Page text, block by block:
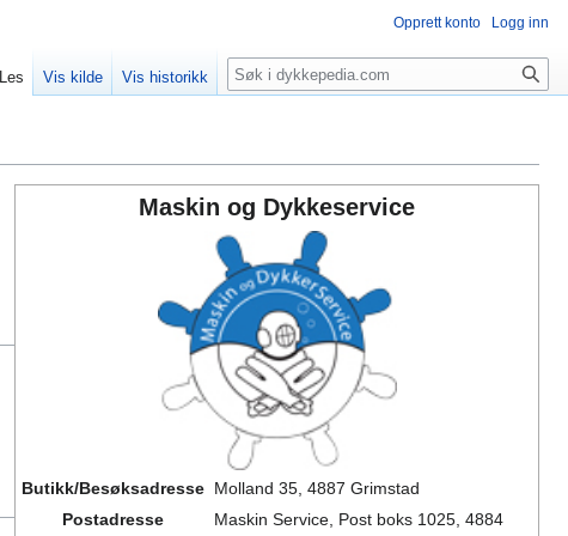
Maskin og Dykkeservice
Butikk/Besøksadresse Molland 35, 4887 Grimstad
Postadresse
Maskin Service, Post boks 1025, 4884
Opprett konto Logg inn
Les Vis kilde Vis historikk Søk